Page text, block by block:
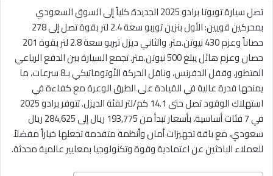
تصل سيارة تويوتا برادو 2025 الجديدة كلياً إلى السوق السعودي
بمحركين قويين: الأول بنزين توربو سعة 2.4 لتر بقوة تصل إلى 278
حصاناً وعزم 430 نيوتن.متر، والثاني ديزل تيربو سعة 2.8 لتر بقوة 201
حصان وعزم هائل يبلغ 500 نيوتن.متر. تجمع السيارة بين الدفع الرباعي
المتطور، وقفل الدفرنس، وناقل الحركة الأوتوماتيكي بـ8 سرعات، ما
يمنحها قدرة عالية في القيادة على الطرق الوعرة مع كفاءة في
استهلاك الوقود تصل حتى 14.1 كم/لتر لفئة الديزل. تتوفر برادو 2025
في 7 فئات أساسية، بأسعار تبدأ من 193,775 ريال إلى 284,625 ريال
سعودي، مع باقة تجهيزات أمان وأنظمة متقدمة تجعلها خياراً مفضلاً
للعملاء الباحثين عن اعتمادية وقوة وتكنولوجيا بمعايير عالمية محدثة.